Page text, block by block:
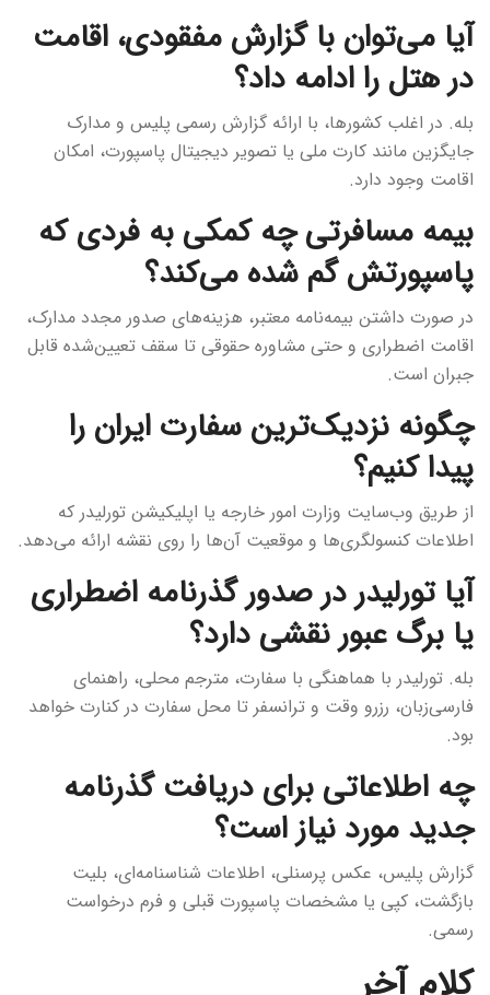
آیا می‌توان با گزارش مفقودی، اقامت
در هتل را ادامه داد؟
بله. در اغلب کشورها، با ارائه گزارش رسمی پلیس و مدارک
جایگزین مانند کارت ملی یا تصویر دیجیتال پاسپورت، امکان
اقامت وجود دارد.
بیمه مسافرتی چه کمکی به فردی که
پاسپورتش گم شده می‌کند؟
در صورت داشتن بیمه‌نامه معتبر، هزینه‌های صدور مجدد مدارک،
اقامت اضطراری و حتی مشاوره حقوقی تا سقف تعیین‌شده قابل
جبران است.
چگونه نزدیک‌ترین سفارت ایران را
پیدا کنیم؟
از طریق وب‌سایت وزارت امور خارجه یا اپلیکیشن تورلیدر که
اطلاعات کنسولگری‌ها و موقعیت آن‌ها را روی نقشه ارائه می‌دهد.
آیا تورلیدر در صدور گذرنامه اضطراری
یا برگ عبور نقشی دارد؟
بله. تورلیدر با هماهنگی با سفارت، مترجم محلی، راهنمای
فارسی‌زبان، رزرو وقت و ترانسفر تا محل سفارت در کنارت خواهد
بود.
چه اطلاعاتی برای دریافت گذرنامه
جدید مورد نیاز است؟
گزارش پلیس، عکس پرسنلی، اطلاعات شناسنامه‌ای، بلیت
بازگشت، کپی یا مشخصات پاسپورت قبلی و فرم درخواست
رسمی.